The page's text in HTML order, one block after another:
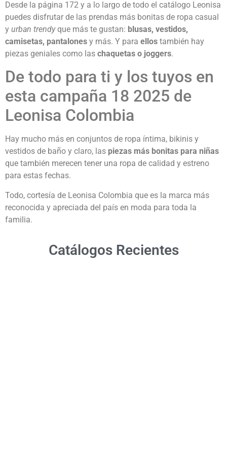
Desde la página 172 y a lo largo de todo el catálogo Leonisa
puedes disfrutar de las prendas más bonitas de ropa casual
y urban trendyque más te gustan: blusas, vestidos,
camisetas, pantalones y más. Y para ellos también hay
piezas geniales como las chaquetas o joggers.
De todo para ti y los tuyos en
esta campaña 18 2025 de
Leonisa Colombia
Hay mucho más en conjuntos de ropa íntima, bikinis y
vestidos de baño y claro, las piezas más bonitas para niñas
que también merecen tener una ropa de calidad y estreno
para estas fechas.
Todo, cortesía de Leonisa Colombia que es la marca más
reconocida y apreciada del país en moda para toda la
familia.
Catálogos Recientes